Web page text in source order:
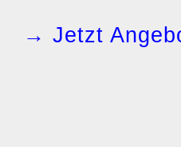
→ Jetzt